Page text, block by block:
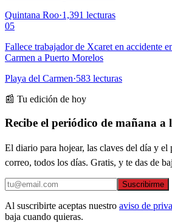
Quintana Roo·1,391 lecturas
05
Fallece trabajador de Xcaret en accidente
Carmen a Puerto Morelos
Playa del Carmen·583 lecturas
📰 Tu edición de hoy
Recibe el periódico de mañana a
El diario para hojear, las claves del día y
correo, todos los días. Gratis, y te das de
Suscribirme
Al suscribirte aceptas nuestro aviso de
baja cuando quieras.